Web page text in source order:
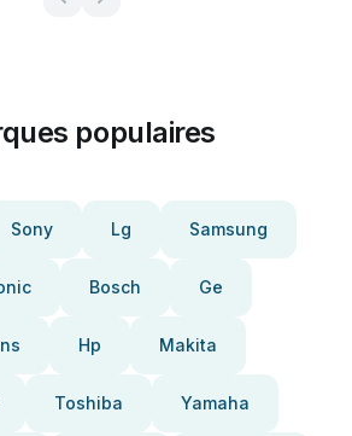
populaires
Sony Lg Samsung
Bosch Ge
Hp Makita
Toshiba Yamaha